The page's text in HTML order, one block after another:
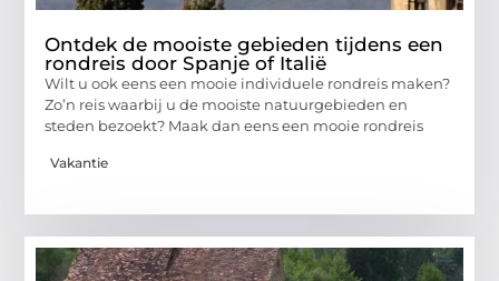
Ontdek de mooiste gebieden tijdens een
rondreis door Spanje of Italië
Wilt u ook eens een mooie individuele rondreis maken?
Zo’n reis waarbij u de mooiste natuurgebieden en
steden bezoekt? Maak dan eens een mooie rondreis
Vakantie